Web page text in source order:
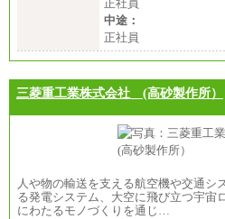
正社員
中途：
正社員
三菱重工業株式会社 (高砂製作所）
人や物の輸送を支える航空機や交通シ
る発電システム、大空に飛び立つ宇宙
にわたるモノづくりを通じ…